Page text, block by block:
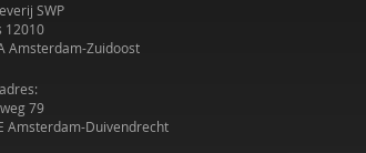
SWP
12010
Amsterdam-Zuidoost
79
Amsterdam-Duivendrecht